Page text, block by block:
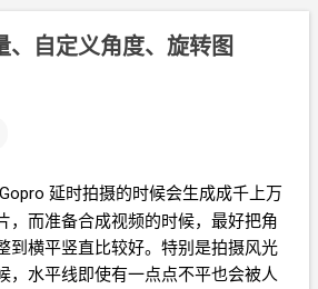
、自定义角度、旋转图
Gopro 延时拍摄的时候会生成成千上万
，而准备合成视频的时候，最好把角
到横平竖直比较好。特别是拍摄风光
，水平线即使有一点点不平也会被人